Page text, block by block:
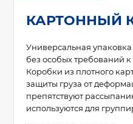
КАРТОННЫЙ
Универсальная
без особых требований
Коробки из плотного
защиты груза от
препятствуют
используются для